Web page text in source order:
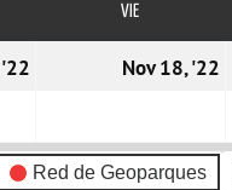
VIEVIERNES
'22 17/11/2022Nov 18, '22
Red de Geoparques